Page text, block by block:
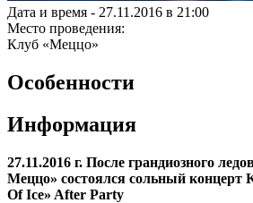
Дата и время - 27.11.2016 в 21:00
Место проведения:
Клуб «Меццо»
Особенности
Информация
27.11.2016 г. После грандиозного
Меццо» состоялся сольный концерт
Of Ice» After Party